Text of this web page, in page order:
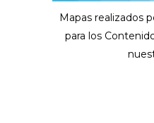
Mapas realizados
para los